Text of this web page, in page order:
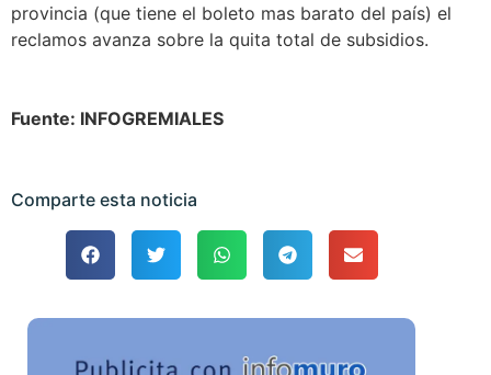
provincia (que tiene el boleto mas barato del país) el
reclamos avanza sobre la quita total de subsidios.
Fuente: INFOGREMIALES
Comparte esta noticia